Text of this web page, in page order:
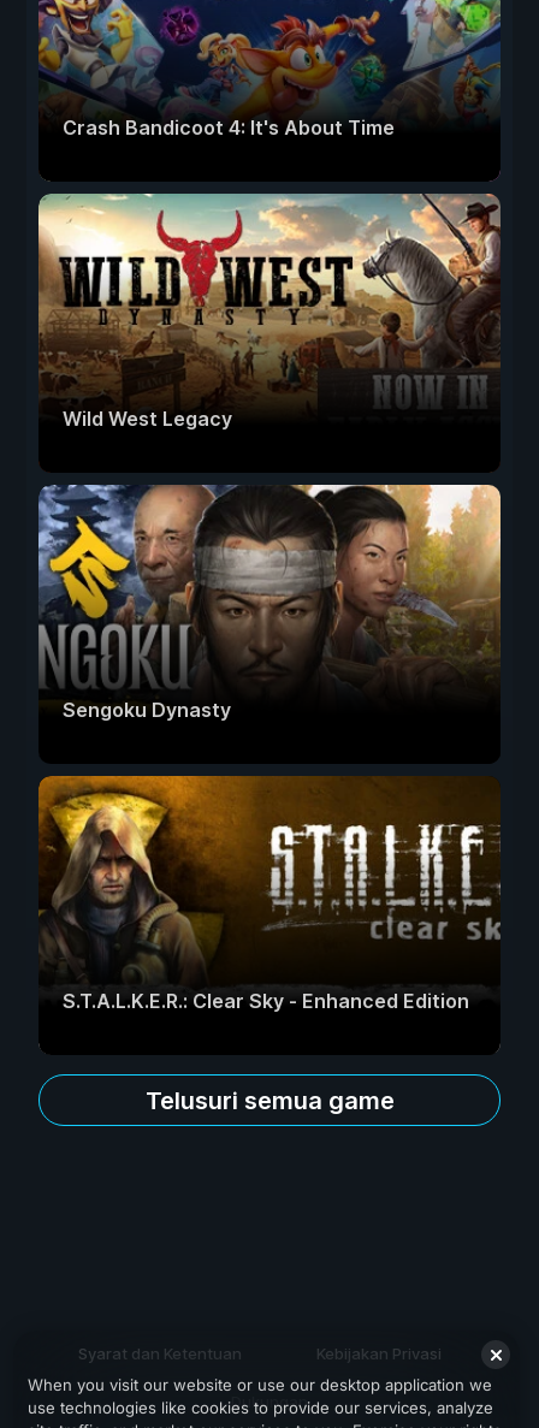
Crash Bandicoot 4: It's About Time
Wild West Legacy
Sengoku Dynasty
S.T.A.L.K.E.R.: Clear Sky - Enhanced Edition
Telusuri semua game
Syarat dan Ketentuan Kebijakan Privasi
Dukungan
When you visit our website or use our desktop application we
use technologies like cookies to provide our services, analyze